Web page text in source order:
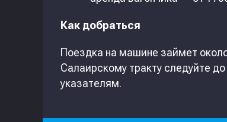
Как добраться
Поездка на машине займет
Салаирскому тракту следуйте
указателям.